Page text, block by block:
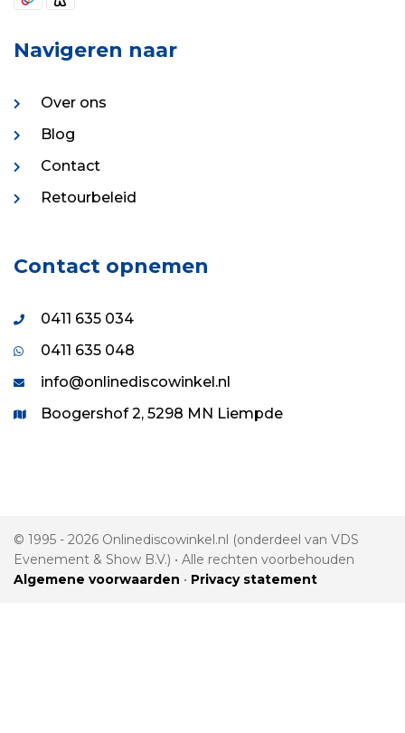
Navigeren naar
Over ons
Blog
Contact
Retourbeleid
Contact opnemen
0411 635 034
0411 635 048
info@onlinediscowinkel.nl
Boogershof 2, 5298 MN Liempde
© 1995 - 2026 Onlinediscowinkel.nl (onderdeel van VDS
Evenement & Show B.V.) • Alle rechten voorbehouden
Algemene voorwaarden • Privacy statement